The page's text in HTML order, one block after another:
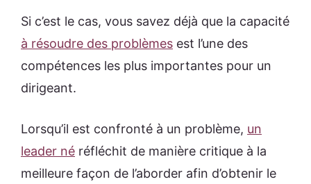
Si c’est le cas, vous savez déjà que la capacité
à résoudre des problèmes est l’une des
compétences les plus importantes pour un
dirigeant.
Lorsqu’il est confronté à un problème, un
leader né réfléchit de manière critique à la
meilleure façon de l’aborder afin d’obtenir le